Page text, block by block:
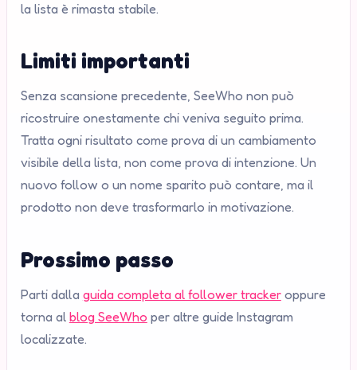
la lista è rimasta stabile.
Limiti importanti
Senza scansione precedente, SeeWho non può
ricostruire onestamente chi veniva seguito prima.
Tratta ogni risultato come prova di un cambiamento
visibile della lista, non come prova di intenzione. Un
nuovo follow o un nome sparito può contare, ma il
prodotto non deve trasformarlo in motivazione.
Prossimo passo
Parti dalla guida completa al follower trackeroppure
torna al blog SeeWho per altre guide Instagram
localizzate.